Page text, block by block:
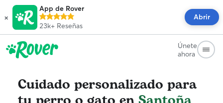
×
App de Rover
23k+ Reseñas
Abrir
Únete
ahora
Cuidado personalizado para